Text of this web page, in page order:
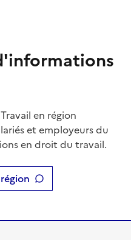
en région
et employeurs du
en droit du travail.